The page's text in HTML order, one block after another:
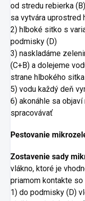
od stredu rebierka
sa vytvára uprostred
2) hlboké sitko s
podmisky (D)
3) naskladáme
(C+B) a dolejeme
strane hlbokého
5) vodu každý deň
6) akonáhle sa
spracovávať
Pestovanie
Zostavenie sady
vlákno, ktoré je
priamom kontakte
1) do podmisky (D)